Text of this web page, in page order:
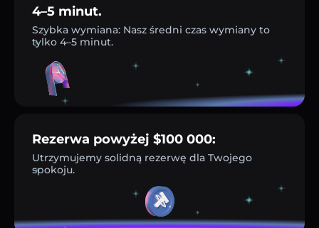
4–5 minut.
Szybka wymiana: Nasz średni czas wymiany to
tylko 4–5 minut.
Rezerwa powyżej $100 000:
Utrzymujemy solidną rezerwę dla Twojego
spokoju.